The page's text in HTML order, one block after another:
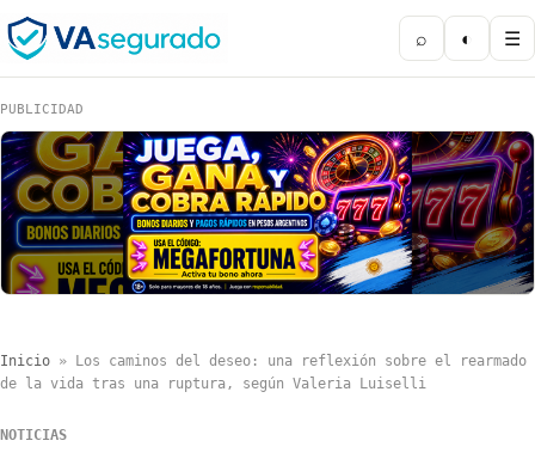
⌕ ◐ ☰
PUBLICIDAD
Inicio »
Los caminos del deseo: una reflexión sobre el rearmado
de la vida tras una ruptura, según Valeria Luiselli
NOTICIAS